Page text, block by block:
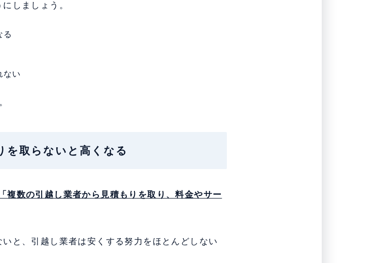
しましょう。
る
ない
を取らないと高くなる
「複数の引越し業者から見積もりを取り、料金やサー
と、引越し業者は安くする努力をほとんどしない